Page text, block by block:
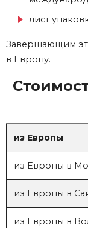
лист
Завершающим
в Европу.
из Европы
из Европы в
из Европы в
из Европы в